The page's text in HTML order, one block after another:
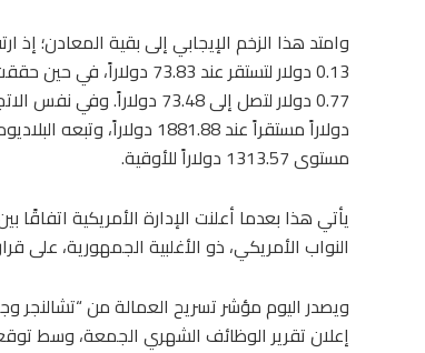
مستوى 1313.57 دولاراً للأوقية.
يأتي هذا بعدما أعلنت الإدارة الأمريكية
النواب الأمريكي، ذو الأغلبية الجمهورية، على
ويصدر اليوم مؤشر تسريح العمالة من “تشالنجر
إعلان تقرير الوظائف الشهري الجمعة، وسط